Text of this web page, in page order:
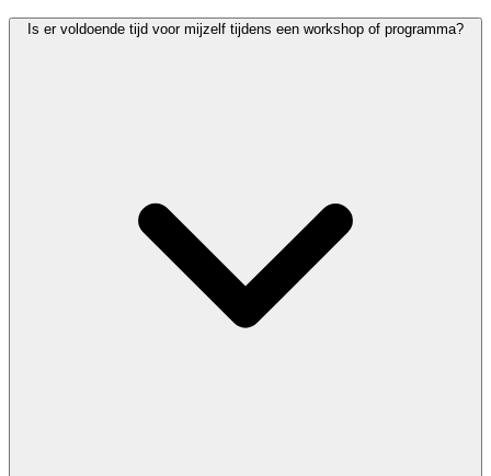
Is er voldoende tijd voor mijzelf tijdens een workshop of programma?